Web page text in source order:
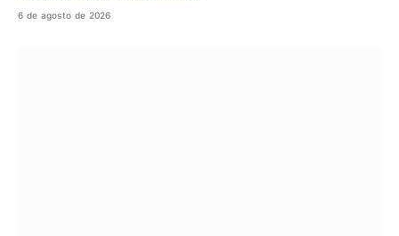
6 de agosto de 2026